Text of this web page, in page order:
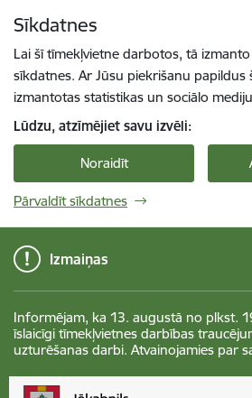
Sīkdatnes
Lai šī tīmekļvietne darbotos, tā
sīkdatnes. Ar Jūsu piekrišanu papildus
izmantotas statistikas un sociālo
Lūdzu, atzīmējiet savu izvēli:
Noraidīt
Pārvaldīt sīkdatnes
Izmaiņas
Informējam, ka 13. augustā no plkst.
īslaicīgi tīmekļvietnes darbības
uzturēšanas darbi. Atvainojamies par